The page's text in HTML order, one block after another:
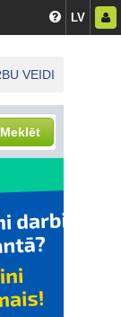
LV
VEIDI
Meklēt